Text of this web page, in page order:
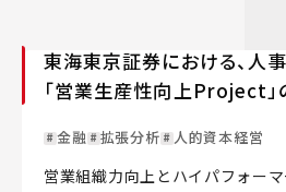
東海東京証券における、人
「営業生産性向上Project」
金融 拡張分析 人的資本経営
営業組織力向上とハイパフォー